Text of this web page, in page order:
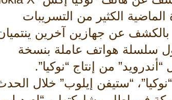
الماضية الكثير من التسريبات
بالكشف عن جهازين آخرين
سلسلة هواتف عاملة بنسخة
من إنتاج “نوكيا”.
“نوكيا”، “ستيفن إيلوب” خلال